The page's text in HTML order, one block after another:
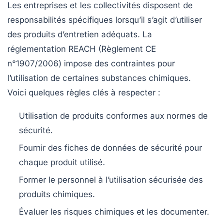
Les entreprises et les collectivités disposent de
responsabilités spécifiques lorsqu’il s’agit d’utiliser
des produits d’entretien adéquats. La
réglementation REACH (Règlement CE
n°1907/2006) impose des contraintes pour
l’utilisation de certaines substances chimiques.
Voici quelques règles clés à respecter :
Utilisation de produits conformes aux normes de
sécurité.
Fournir des fiches de données de sécurité pour
chaque produit utilisé.
Former le personnel à l’utilisation sécurisée des
produits chimiques.
Évaluer les risques chimiques et les documenter.